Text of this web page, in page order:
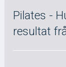
Pilates -
resultat